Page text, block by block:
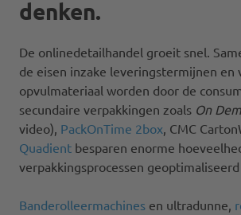
denken.
De onlinedetailhandel groeit snel.
de eisen inzake leveringstermijnen
opvulmateriaal worden door de
secundaire verpakkingen zoals On
video), PackOnTime 2box, CMC
Quadient besparen enorme
verpakkingsprocessen
Banderolleermachines en ultradunne,